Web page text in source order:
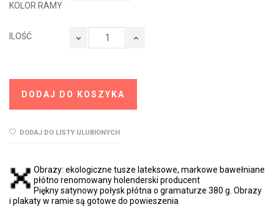
KOLOR RAMY
ILOŚĆ
DODAJ DO KOSZYKA
DODAJ DO LISTY ULUBIONYCH
Obrazy: ekologiczne tusze lateksowe, markowe bawełniane
płótno renomowany holenderski producent
Piękny satynowy połysk płótna o gramaturze 380 g. Obrazy
i plakaty w ramie są gotowe do powieszenia